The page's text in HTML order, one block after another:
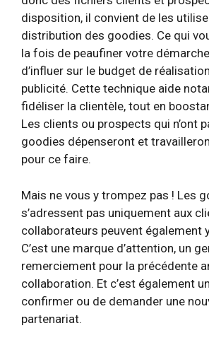
disposition, il convient de les
distribution des goodies. Ce qui
la fois de peaufiner votre
d’influer sur le budget de
publicité. Cette technique aide
fidéliser la clientèle, tout en
Les clients ou prospects qui n’ont
goodies dépenseront et
pour ce faire.
Mais ne vous y trompez pas ! Les
s’adressent pas uniquement aux
collaborateurs peuvent également
C’est une marque d’attention, un
remerciement pour la précédente
collaboration. Et c’est également
confirmer ou de demander une
partenariat.